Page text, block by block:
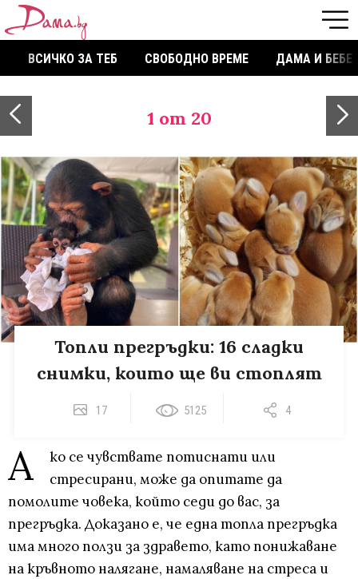
ВСИЧКО ЗА ТЕБ СВОБОДНО ВРЕМЕ ДАМА И БЕБЕ
1 от 20
Топли прегръдки: 16 сладки
снимки, които ще ви стоплят
17 5125 4
А
ко се чувствате потиснати или
стресирани, може да опитате да
помолите човека, който седи до вас, за
прегръдка. Доказано е, че една топла прегръдка
има много ползи за здравето, като понижаване
на кръвното налягане, намаляване на стреса и